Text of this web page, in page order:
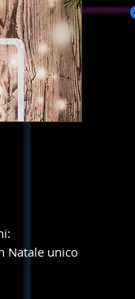
Natale unico